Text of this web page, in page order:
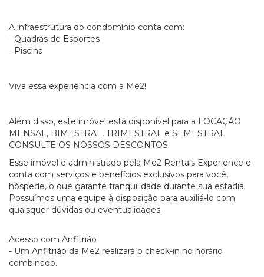
A infraestrutura do condomínio conta com:
- Quadras de Esportes
- Piscina
Viva essa experiência com a Me2!
Além disso, este imóvel está disponível para a LOCAÇÃO
MENSAL, BIMESTRAL, TRIMESTRAL e SEMESTRAL.
CONSULTE OS NOSSOS DESCONTOS.
Esse imóvel é administrado pela Me2 Rentals Experience e
conta com serviços e benefícios exclusivos para você,
hóspede, o que garante tranquilidade durante sua estadia.
Possuímos uma equipe à disposição para auxiliá-lo com
quaisquer dúvidas ou eventualidades.
Acesso com Anfitrião
- Um Anfitrião da Me2 realizará o check-in no horário
combinado.